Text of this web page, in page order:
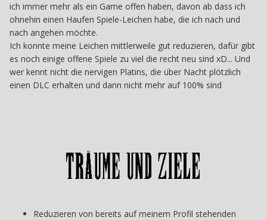
ich immer mehr als ein Game offen haben, davon ab dass ich
ohnehin einen Haufen Spiele-Leichen habe, die ich nach und
nach angehen möchte.
Ich konnte meine Leichen mittlerweile gut reduzieren, dafür gibt
es noch einige offene Spiele zu viel die recht neu sind xD... Und
wer kennt nicht die nervigen Platins, die über Nacht plötzlich
einen DLC erhalten und dann nicht mehr auf 100% sind
Reduzieren von bereits auf meinem Profil stehenden